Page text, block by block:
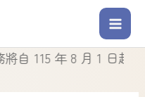
年 8 月 1 日起停止使用